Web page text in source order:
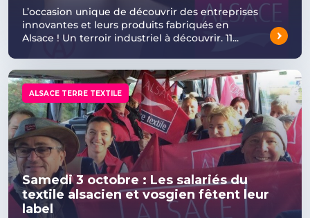
L’occasion unique de découvrir des entreprises
innovantes et leurs produits fabriqués en
Alsace ! Un terroir industriel à découvrir. 11...
ALSACE TERRE TEXTILE
Samedi 3 octobre : Les salariés du
textile alsacien et vosgien fêtent leur
label